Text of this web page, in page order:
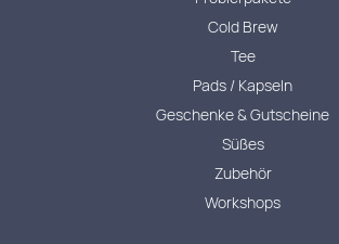
Cold Brew
Tee
Pads / Kapseln
Geschenke & Gutscheine
Süßes
Zubehör
Workshops